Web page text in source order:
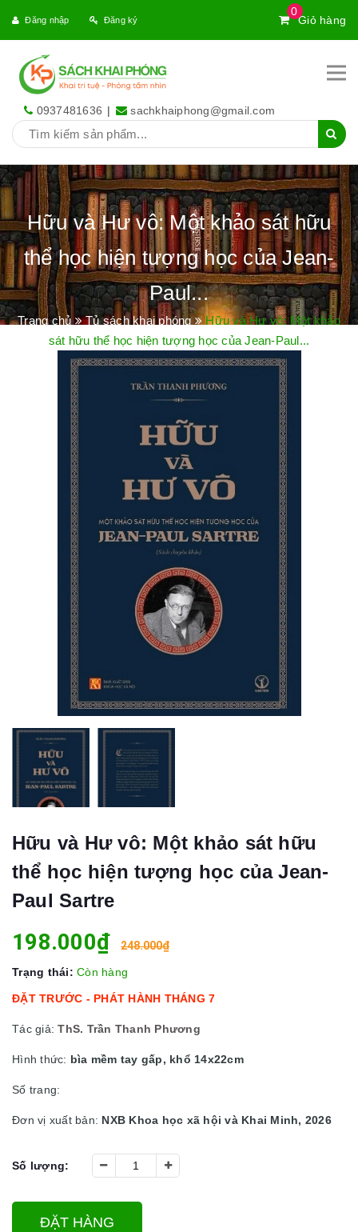
0
Giỏ hàng
Đăng nhập Đăng ký
0937481636 | sachkhaiphong@gmail.com
Hữu và Hư vô: Một khảo sát hữu
thể học hiện tượng học của Jean-
Paul...
Trang chủ Tủ sách khai phóng
Hữu và Hư vô: Một khảo
sát hữu thể học hiện tượng học của Jean-Paul...
Hữu và Hư vô: Một khảo sát hữu
thể học hiện tượng học của Jean-
Paul Sartre
198.000₫ 248.000₫
Trạng thái: Còn hàng
ĐẶT TRƯỚC - PHÁT HÀNH THÁNG 7
Tác giả:ThS. Trần Thanh Phương
Hình thức: bìa mềm tay gấp, khổ 14x22cm
Số trang:
Đơn vị xuất bản: NXB Khoa học xã hội và Khai Minh, 2026
Số lượng:
ĐẶT HÀNG